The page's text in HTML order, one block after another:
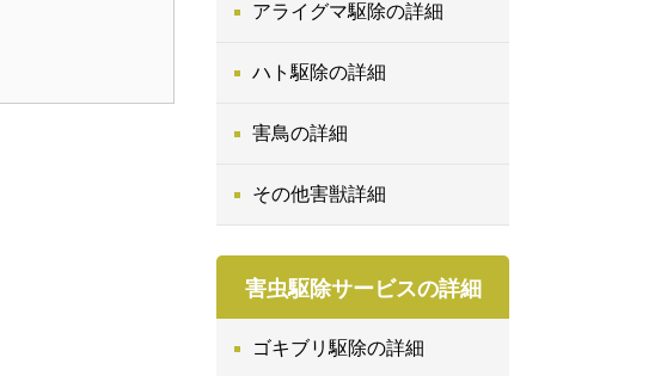
アライグマ駆除の詳細
ハト駆除の詳細
害鳥の詳細
その他害獣詳細
害虫駆除サービスの詳細
ゴキブリ駆除の詳細